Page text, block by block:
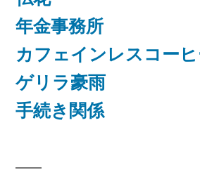
年金事務所
カフェインレスコー
ゲリラ豪雨
手続き関係